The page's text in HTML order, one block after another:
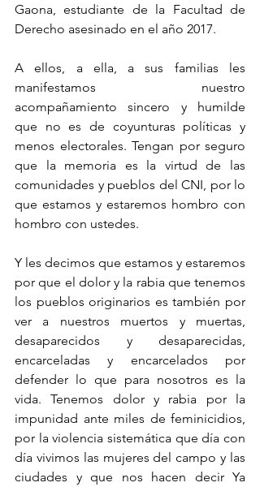
Gaona, estudiante de la Facultad de
Derecho asesinado en el año 2017.
A ellos, a ella, a sus familias les
manifestamos nuestro
acompañamiento sincero y humilde
que no es de coyunturas políticas y
menos electorales. Tengan por seguro
que la memoria es la virtud de las
comunidades y pueblos del CNI, por lo
que estamos y estaremos hombro con
hombro con ustedes.
Y les decimos que estamos y estaremos
por que el dolor y la rabia que tenemos
los pueblos originarios es también por
ver a nuestros muertos y muertas,
desaparecidos y desaparecidas,
encarceladas y encarcelados por
defender lo que para nosotros es la
vida. Tenemos dolor y rabia por la
impunidad ante miles de feminicidios,
por la violencia sistemática que día con
día vivimos las mujeres del campo y las
ciudades y que nos hacen decir Ya